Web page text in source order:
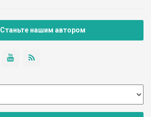
Станьте нашим автором